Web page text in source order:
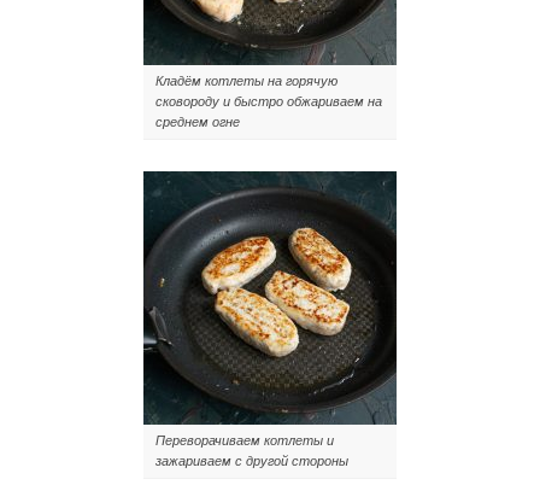
Кладём котлеты на горячую
сковороду и быстро обжариваем на
среднем огне
Переворачиваем котлеты и
зажариваем с другой стороны